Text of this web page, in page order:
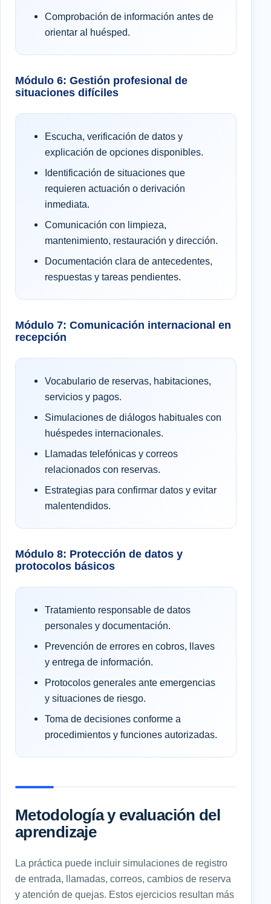
Comprobación de información antes de
orientar al huésped.
Módulo 6: Gestión profesional de
situaciones difíciles
Escucha, verificación de datos y
explicación de opciones disponibles.
Identificación de situaciones que
requieren actuación o derivación
inmediata.
Comunicación con limpieza,
mantenimiento, restauración y dirección.
Documentación clara de antecedentes,
respuestas y tareas pendientes.
Módulo 7: Comunicación internacional en
recepción
Vocabulario de reservas, habitaciones,
servicios y pagos.
Simulaciones de diálogos habituales con
huéspedes internacionales.
Llamadas telefónicas y correos
relacionados con reservas.
Estrategias para confirmar datos y evitar
malentendidos.
Módulo 8: Protección de datos y
protocolos básicos
Tratamiento responsable de datos
personales y documentación.
Prevención de errores en cobros, llaves
y entrega de información.
Protocolos generales ante emergencias
y situaciones de riesgo.
Toma de decisiones conforme a
procedimientos y funciones autorizadas.
Metodología y evaluación del
aprendizaje
La práctica puede incluir simulaciones de registro
de entrada, llamadas, correos, cambios de reserva
y atención de quejas. Estos ejercicios resultan más